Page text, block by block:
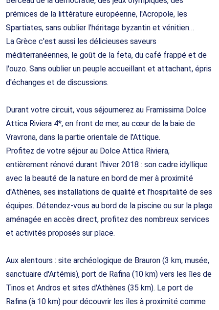
prémices de la littérature européenne, l'Acropole, les
Spartiates, sans oublier l'héritage byzantin et vénitien…
La Grèce c'est aussi les délicieuses saveurs
méditerranéennes, le goût de la feta, du café frappé et de
l'ouzo. Sans oublier un peuple accueillant et attachant, épris
d'échanges et de discussions.
Durant votre circuit, vous séjournerez au Framissima Dolce
Attica Riviera 4*, en front de mer, au cœur de la baie de
Vravrona, dans la partie orientale de l'Attique.
Profitez de votre séjour au Dolce Attica Riviera,
entièrement rénové durant l'hiver 2018 : son cadre idyllique
avec la beauté de la nature en bord de mer à proximité
d'Athènes, ses installations de qualité et l'hospitalité de ses
équipes. Détendez-vous au bord de la piscine ou sur la plage
aménagée en accès direct, profitez des nombreux services
et activités proposés sur place.
Aux alentours : site archéologique de Brauron (3 km, musée,
sanctuaire d'Artémis), port de Rafina (10 km) vers les îles de
Tinos et Andros et sites d'Athènes (35 km). Le port de
Rafina (à 10 km) pour découvrir les îles à proximité comme